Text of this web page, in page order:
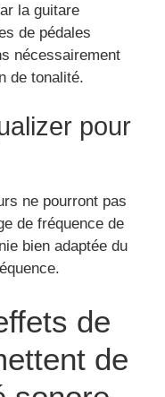
la guitare
de pédales
nécessairement
de tonalité.
pour
ne pourront pas
de fréquence de
bien adaptée du
de
de